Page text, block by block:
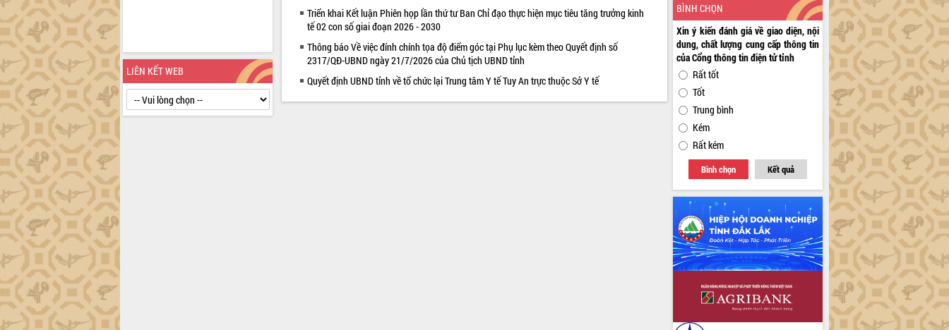
LIÊN KẾT WEB
Triển khai Kết luận Phiên họp lần thứ tư Ban Chỉ đạo thực hiện mục tiêu tăng trưởng kinh
tế 02 con số giai đoạn 2026 - 2030
Thông báo Về việc đính chính tọa độ điểm góc tại Phụ lục kèm theo Quyết định số
2317/QĐ-UBND ngày 21/7/2026 của Chủ tịch UBND tỉnh
Quyết định UBND tỉnh về tổ chức lại Trung tâm Y tế Tuy An trực thuộc Sở Y tế
BÌNH CHỌN
Xin ý kiến đánh giá về giao diện, nội
dung, chất lượng cung cấp thông tin
của Cổng thông tin điện tử tỉnh
Rất tốt
Tốt
Trung bình
Kém
Rất kém
Bình chọn Kết quả